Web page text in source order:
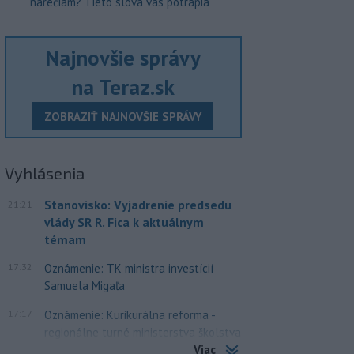
Najnovšie správy
na Teraz.sk
ZOBRAZIŤ NAJNOVŠIE SPRÁVY
Vyhlásenia
21:21
Stanovisko: Vyjadrenie predsedu
vlády SR R. Fica k aktuálnym
témam
17:32
Oznámenie: TK ministra investícií
Samuela Migaľa
Oznámenie: Kurikurálna reforma -
regionálne turné ministerstva školstva
Viac